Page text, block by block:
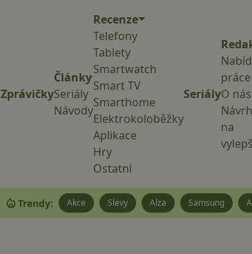
Zprávičky
Články
Seriály
Návody
Recenze
Telefony
Tablety
Smartwatch
Smart TV
Smarthome
Elektrokoloběžky
Aplikace
Hry
Ostatní
Seriály
práce
O nás
na
Trendy: Akce Slevy Alza Samsung